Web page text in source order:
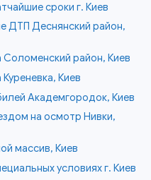
сроки г. Киев
ДТП Деснянский район,
район, Киев
Киев
Академгородок, Киев
на осмотр Нивки,
массив, Киев
условиях г. Киев